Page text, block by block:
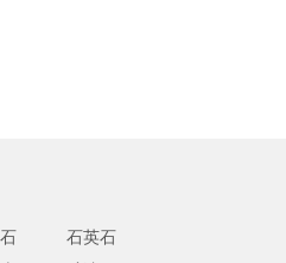
石英石